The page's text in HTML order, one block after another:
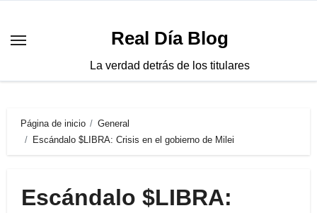
contenido
Real Día Blog
La verdad detrás de los titulares
Página de inicio
General
Escándalo $LIBRA: Crisis en el gobierno de Milei
Escándalo $LIBRA: